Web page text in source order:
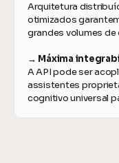
Arquitetura
otimizados
grandes volumes de
→ Máxima
A API pode ser
assistentes
cognitivo universal